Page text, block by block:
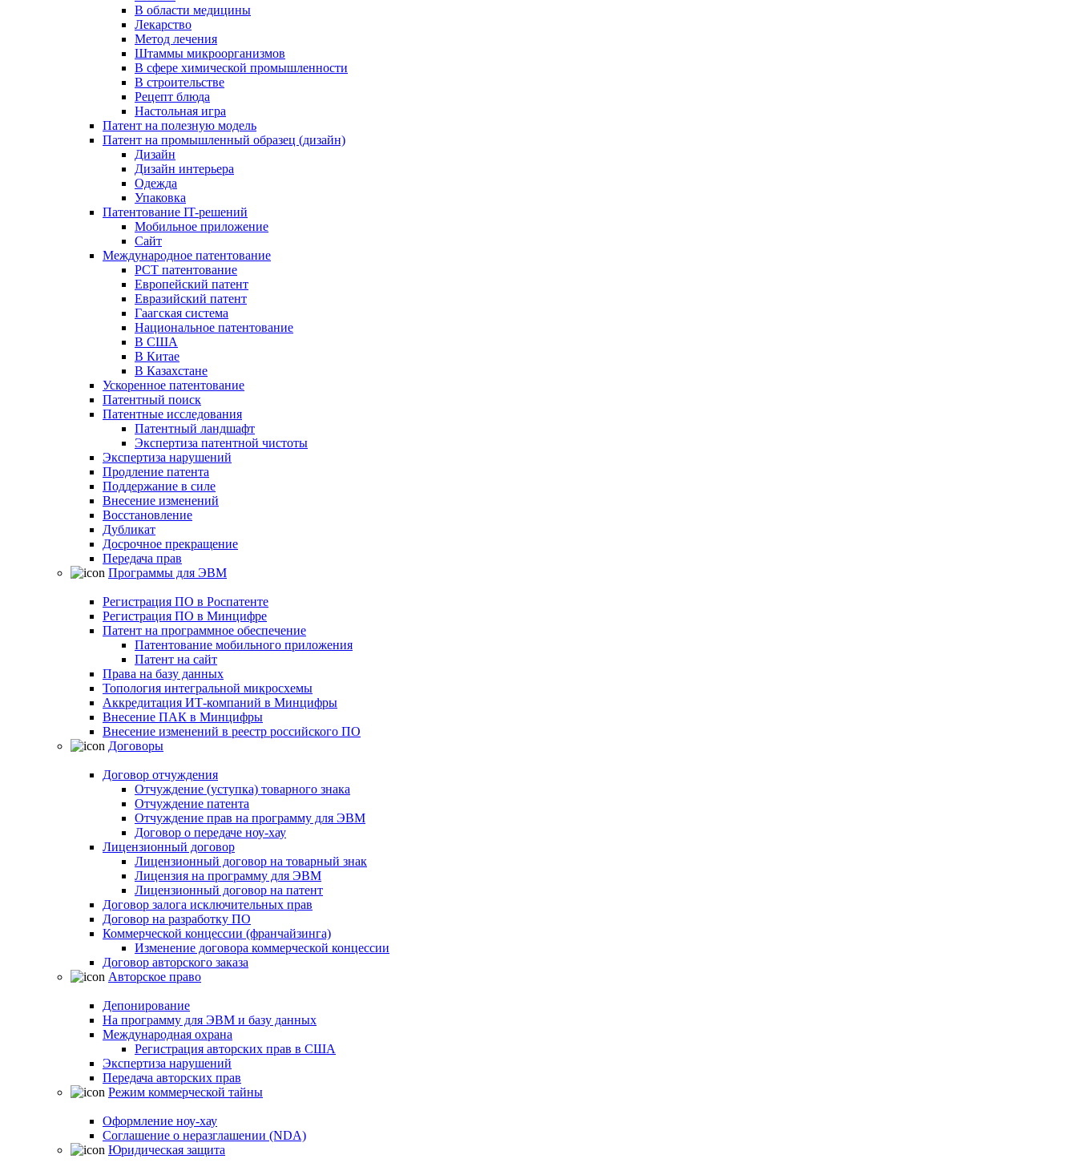
В области медицины
Лекарство
Метод лечения
Штаммы микроорганизмов
В сфере химической промышленности
В строительстве
Рецепт блюда
Настольная игра
Патент на полезную модель
Патент на промышленный образец (дизайн)
Дизайн
Дизайн интерьера
Одежда
Упаковка
Патентование IT-решений
Мобильное приложение
Сайт
Международное патентование
PCT патентование
Европейский патент
Евразийский патент
Гаагская система
Национальное патентование
В США
В Китае
В Казахстане
Ускоренное патентование
Патентный поиск
Патентные исследования
Патентный ландшафт
Экспертиза патентной чистоты
Экспертиза нарушений
Продление патента
Поддержание в силе
Внесение изменений
Восстановление
Дубликат
Досрочное прекращение
Передача прав
Программы для ЭВМ
Регистрация ПО в Роспатенте
Регистрация ПО в Минцифре
Патент на программное обеспечение
Патентование мобильного приложения
Патент на сайт
Права на базу данных
Топология интегральной микросхемы
Аккредитация ИТ-компаний в Минцифры
Внесение ПАК в Минцифры
Внесение изменений в реестр российского ПО
Договоры
Договор отчуждения
Отчуждение (уступка) товарного знака
Отчуждение патента
Отчуждение прав на программу для ЭВМ
Договор о передаче ноу-хау
Лицензионный договор
Лицензионный договор на товарный знак
Лицензия на программу для ЭВМ
Лицензионный договор на патент
Договор залога исключительных прав
Договор на разработку ПО
Коммерческой концессии (франчайзинга)
Изменение договора коммерческой концессии
Договор авторского заказа
Авторское право
Депонирование
На программу для ЭВМ и базу данных
Международная охрана
Регистрация авторских прав в США
Экспертиза нарушений
Передача авторских прав
Режим коммерческой тайны
Оформление ноу-хау
Соглашение о неразглашении (NDA)
Юридическая защита